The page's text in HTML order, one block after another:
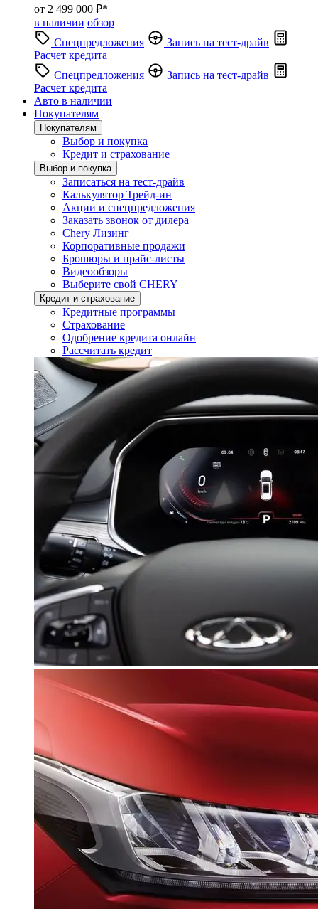
от 2 499 000 ₽*
в наличии обзор
Спецпредложения
Запись на тест-драйв
Расчет кредита
Спецпредложения
Запись на тест-драйв
Расчет кредита
Авто в наличии
Покупателям
Покупателям
Выбор и покупка
Кредит и страхование
Выбор и покупка
Записаться на тест-драйв
Калькулятор Трейд-ин
Акции и спецпредложения
Заказать звонок от дилера
Chery Лизинг
Корпоративные продажи
Брошюры и прайс-листы
Видеообзоры
Выберите свой CHERY
Кредит и страхование
Кредитные программы
Страхование
Одобрение кредита онлайн
Рассчитать кредит